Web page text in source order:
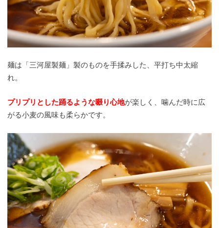
麺は「三河屋製麺」製のものを手揉みした、平打ち中太縮
れ。
プリプリとした踊るような啜り心地が楽しく、噛んだ時に広
がる小麦の風味も柔らかです。